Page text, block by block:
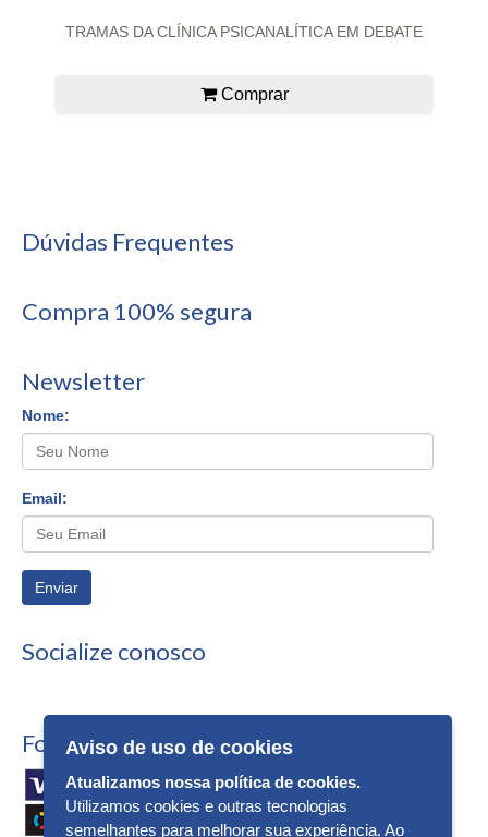
TRAMAS DA CLÍNICA PSICANALÍTICA EM DEBATE
Comprar
Dúvidas Frequentes
Compra 100% segura
Newsletter
Nome:
Email:
Enviar
Socialize conosco
Formas de Pagamento
Aviso de uso de cookies
Atualizamos nossa política de cookies.
Utilizamos cookies e outras tecnologias
semelhantes para melhorar sua experiência. Ao